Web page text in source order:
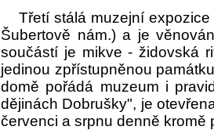
Třetí stálá muzejní expozice
Šubertově nám.) a je
součástí je mikve - židovská
jedinou zpřístupněnou
domě pořádá muzeum i
dějinách Dobrušky", je
červenci a srpnu denně kromě